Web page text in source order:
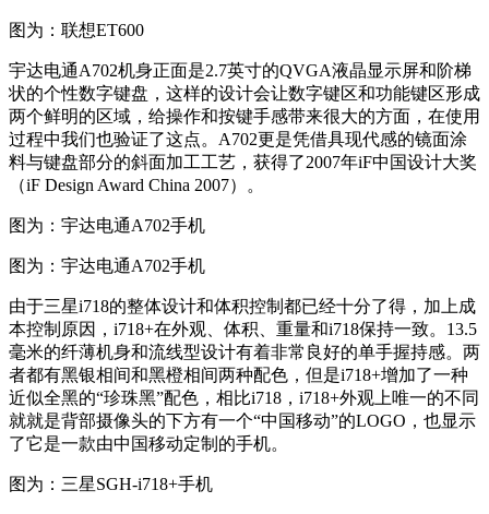
图为：联想ET600
宇达电通A702机身正面是2.7英寸的QVGA液晶显示屏和阶梯
状的个性数字键盘，这样的设计会让数字键区和功能键区形成
两个鲜明的区域，给操作和按键手感带来很大的方面，在使用
过程中我们也验证了这点。A702更是凭借具现代感的镜面涂
料与键盘部分的斜面加工工艺，获得了2007年iF中国设计大奖
（iF Design Award China 2007）。
图为：宇达电通A702手机
图为：宇达电通A702手机
由于三星i718的整体设计和体积控制都已经十分了得，加上成
本控制原因，i718+在外观、体积、重量和i718保持一致。13.5
毫米的纤薄机身和流线型设计有着非常良好的单手握持感。两
者都有黑银相间和黑橙相间两种配色，但是i718+增加了一种
近似全黑的“珍珠黑”配色，相比i718，i718+外观上唯一的不同
就就是背部摄像头的下方有一个“中国移动”的LOGO，也显示
了它是一款由中国移动定制的手机。
图为：三星SGH-i718+手机